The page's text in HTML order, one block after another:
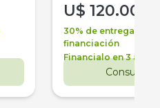
U$ 120.000
30% de entrega +
financiación
Financialo en 3 años
Consultar